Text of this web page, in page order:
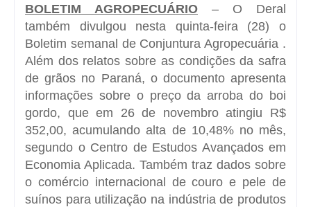
BOLETIM AGROPECUÁRIO – O Deral
também divulgou nesta quinta-feira (28) o
Boletim semanal de Conjuntura Agropecuária .
Além dos relatos sobre as condições da safra
de grãos no Paraná, o documento apresenta
informações sobre o preço da arroba do boi
gordo, que em 26 de novembro atingiu R$
352,00, acumulando alta de 10,48% no mês,
segundo o Centro de Estudos Avançados em
Economia Aplicada. Também traz dados sobre
o comércio internacional de couro e pele de
suínos para utilização na indústria de produtos